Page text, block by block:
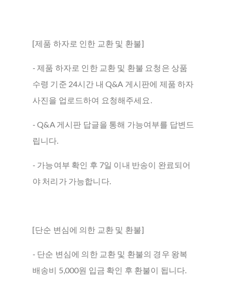
[제품 하자로 인한 교환 및 환불]
- 제품 하자로 인한 교환 및 환불 요청은 상품
수령 기준 24시간 내 Q&A 게시판에 제품 하자
사진을 업로드하여 요청해주세요.
- Q&A 게시판 답글을 통해 가능여부를 답변드
립니다.
- 가능여부 확인 후 7일 이내 반송이 완료되어
야 처리가 가능합니다.
[단순 변심에 의한 교환 및 환불]
- 단순 변심에 의한 교환 및 환불의 경우 왕복
배송비 5,000원 입금 확인 후 환불이 됩니다.